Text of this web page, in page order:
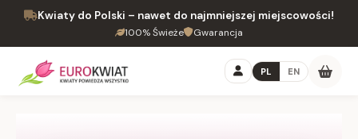
Kwiaty do Polski – nawet do najmniejszej miejscowości!
100% Świeże Gwarancja
PL EN